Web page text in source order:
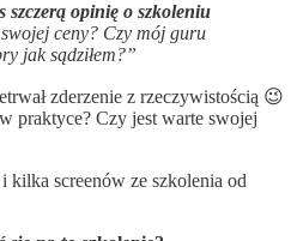
szczerą opinię o szkoleniu
ceny? Czy mój guru
jak sądziłem?”
zderzenie z rzeczywistością 😉
praktyce? Czy jest warte swojej
kilka screenów ze szkolenia od